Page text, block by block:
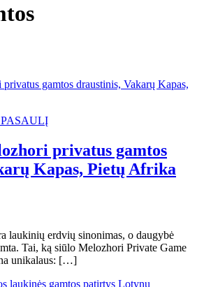
privatus gamtos
Kapas, Pietų Afrika
laukinių erdvių sinonimas, o daugybė
Tai, ką siūlo Melozhori Private Game
unikalaus: […]